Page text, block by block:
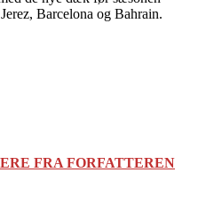
Barcelona og Bahrain.
FRA FORFATTEREN